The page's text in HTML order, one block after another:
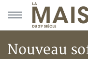
Aller au menu principal
Aller au contenu principal
Nouveau